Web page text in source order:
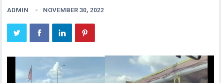
ADMIN NOVEMBER 30, 2022